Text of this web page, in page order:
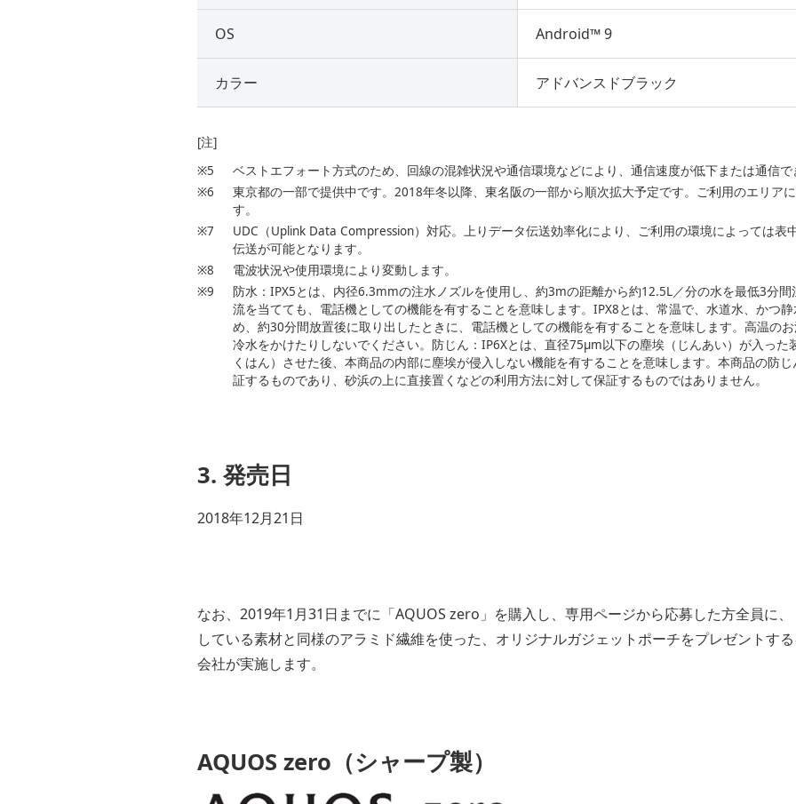
OS Android™ 9
カラー アドバンスドブラック
[注]
※5
ベストエフォート方式のため、回線の混雑状況や通信環境などにより、通信速度が低下または通信で
※6
東京都の一部で提供中です。2018年冬以降、東名阪の一部から順次拡大予定です。ご利用のエリア
す。
※7
UDC（Uplink Data Compression）対応。上りデータ伝送効率化により、ご利用の環境によっては表
伝送が可能となります。
※8
電波状況や使用環境により変動します。
※9
防水：IPX5とは、内径6.3mmの注水ノズルを使用し、約3mの距離から約12.5L／分の水を最低3分
流を当てても、電話機としての機能を有することを意味します。IPX8とは、常温で、水道水、かつ
め、約30分間放置後に取り出したときに、電話機としての機能を有することを意味します。高温の
冷水をかけたりしないでください。防じん：IP6Xとは、直径75µm以下の塵埃（じんあい）が入っ
くはん）させた後、本商品の内部に塵埃が侵入しない機能を有することを意味します。本商品の防
証するものであり、砂浜の上に直接置くなどの利用方法に対して保証するものではありません。
3. 発売日
2018年12月21日
なお、2019年1月31日までに「AQUOS zero」を購入し、専用ページから応募した方全員に
している素材と同様のアラミド繊維を使った、オリジナルガジェットポーチをプレゼントす
会社が実施します。
AQUOS zero（シャープ製）